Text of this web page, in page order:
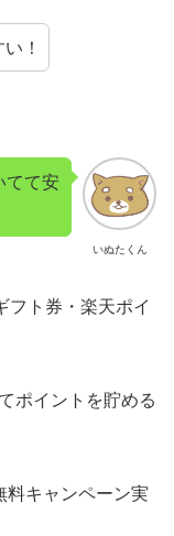
！
いぬたくん
てて安
フト券・楽天ポイ
ポイントを貯める
キャンペーン実